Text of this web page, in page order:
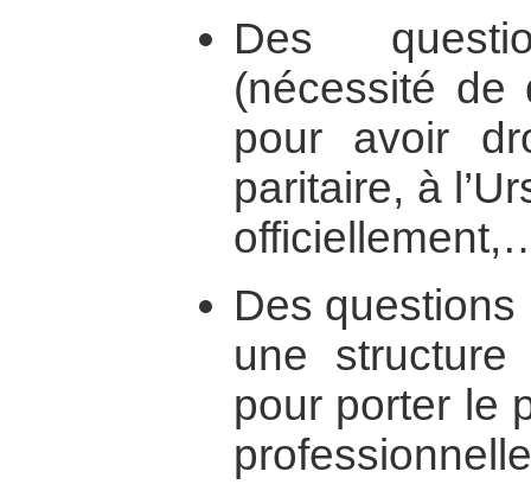
Des
(nécessité de
pour avoir
paritaire, à
Des
une structure
pour porter le